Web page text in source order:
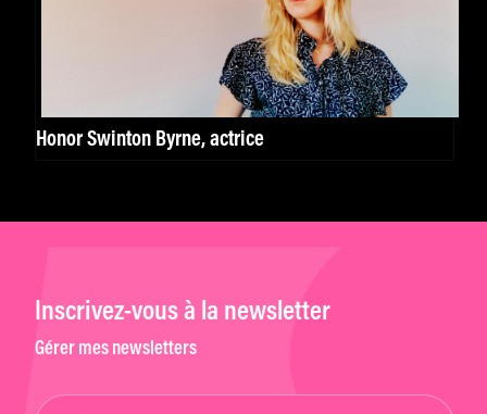
Honor Swinton Byrne, actrice
Inscrivez-vous à la newsletter
Gérer mes newsletters